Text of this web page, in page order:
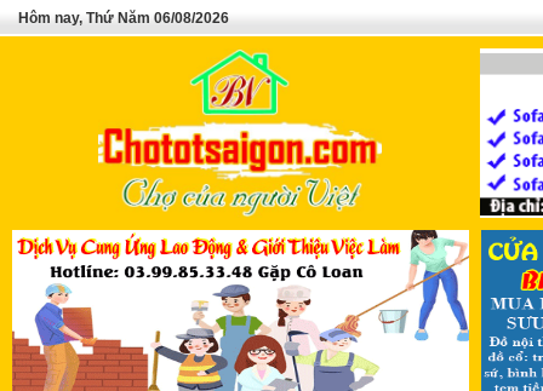
Hôm nay, Thứ Năm 06/08/2026